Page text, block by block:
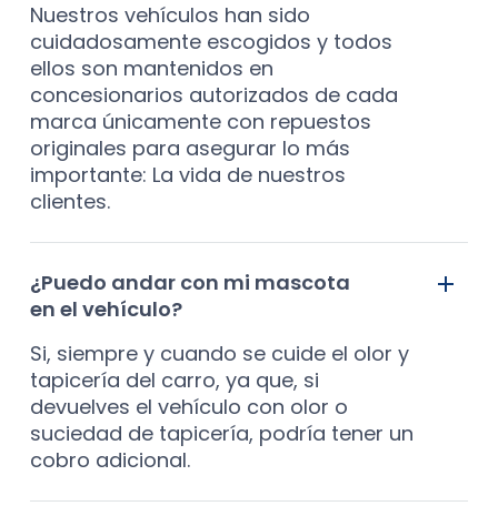
Nuestros vehículos han sido
cuidadosamente escogidos y todos
ellos son mantenidos en
concesionarios autorizados de cada
marca únicamente con repuestos
originales para asegurar lo más
importante: La vida de nuestros
clientes.
¿Puedo andar con mi mascota
en el vehículo?
Si, siempre y cuando se cuide el olor y
tapicería del carro, ya que, si
devuelves el vehículo con olor o
suciedad de tapicería, podría tener un
cobro adicional.